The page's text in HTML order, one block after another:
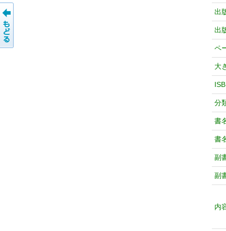
出
出
ペ
大
分
書
書
副
副
内